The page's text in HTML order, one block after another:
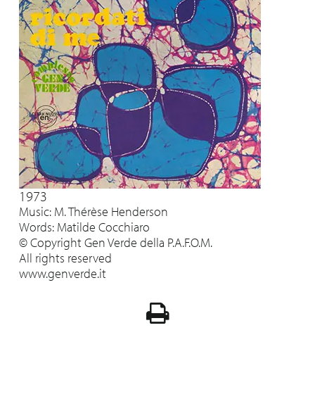
1973
Music: M. Thérèse Henderson
Words: Matilde Cocchiaro
© Copyright Gen Verde della P.A.F.O.M.
All rights reserved
www.genverde.it